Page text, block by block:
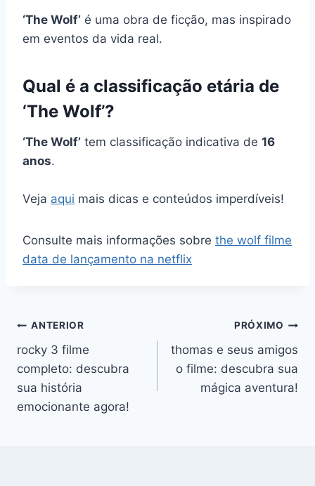
‘The Wolf’ é uma obra de ficção, mas inspirado
em eventos da vida real.
Qual é a classificação etária de
‘The Wolf’?
‘The Wolf’ tem classificação indicativa de 16
anos.
Veja aqui mais dicas e conteúdos imperdíveis!
Consulte mais informações sobre the wolf filme
data de lançamento na netflix
Navegação
de
Post
ANTERIOR
rocky 3 filme
completo: descubra
sua história
emocionante agora!
PRÓXIMO
thomas e seus amigos
o filme: descubra sua
mágica aventura!